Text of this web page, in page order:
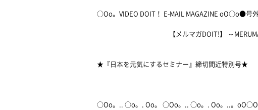
○Oo。VIDEO DOIT！ E-MAIL MAGAZINE oO○o●号
【メルマガDOIT!】 ～MERUMAGA
★『日本を元気にするセミナー』締切間近特別号★
2009/
○Oo。.. ○o。. Oo。 ○Oo。.. ○o。. Oo。..。